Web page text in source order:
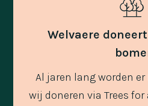
Welvaere
Al jaren lang worden er
wij doneren via Trees for